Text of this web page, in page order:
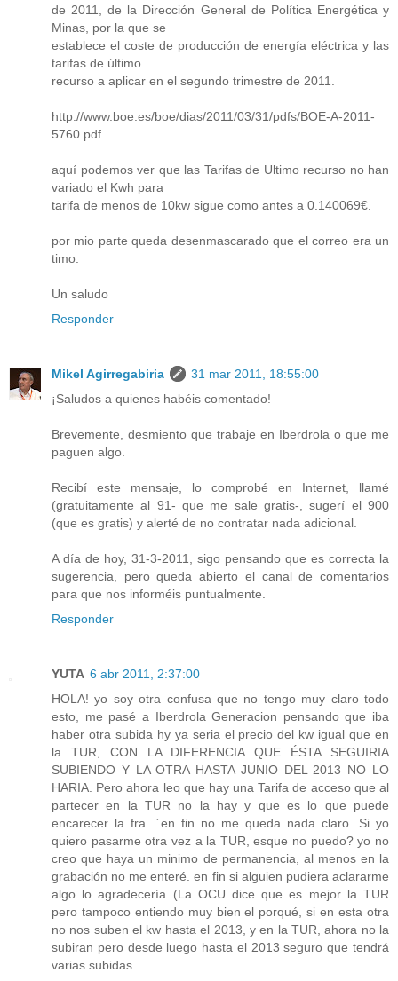
de 2011, de la Dirección General de Política Energética y
Minas, por la que se
establece el coste de producción de energía eléctrica y las
tarifas de último
recurso a aplicar en el segundo trimestre de 2011.
http://www.boe.es/boe/dias/2011/03/31/pdfs/BOE-A-2011-
5760.pdf
aquí podemos ver que las Tarifas de Ultimo recurso no han
variado el Kwh para
tarifa de menos de 10kw sigue como antes a 0.140069€.
por mio parte queda desenmascarado que el correo era un
timo.
Un saludo
Responder
Mikel Agirregabiria
31 mar 2011, 18:55:00
¡Saludos a quienes habéis comentado!
Brevemente, desmiento que trabaje en Iberdrola o que me
paguen algo.
Recibí este mensaje, lo comprobé en Internet, llamé
(gratuitamente al 91- que me sale gratis-, sugerí el 900
(que es gratis) y alerté de no contratar nada adicional.
A día de hoy, 31-3-2011, sigo pensando que es correcta la
sugerencia, pero queda abierto el canal de comentarios
para que nos informéis puntualmente.
Responder
YUTA 6 abr 2011, 2:37:00
HOLA! yo soy otra confusa que no tengo muy claro todo
esto, me pasé a Iberdrola Generacion pensando que iba
haber otra subida hy ya seria el precio del kw igual que en
la TUR, CON LA DIFERENCIA QUE ÉSTA SEGUIRIA
SUBIENDO Y LA OTRA HASTA JUNIO DEL 2013 NO LO
HARIA. Pero ahora leo que hay una Tarifa de acceso que al
partecer en la TUR no la hay y que es lo que puede
encarecer la fra...´en fin no me queda nada claro. Si yo
quiero pasarme otra vez a la TUR, esque no puedo? yo no
creo que haya un minimo de permanencia, al menos en la
grabación no me enteré. en fin si alguien pudiera aclararme
algo lo agradecería (La OCU dice que es mejor la TUR
pero tampoco entiendo muy bien el porqué, si en esta otra
no nos suben el kw hasta el 2013, y en la TUR, ahora no la
subiran pero desde luego hasta el 2013 seguro que tendrá
varias subidas.